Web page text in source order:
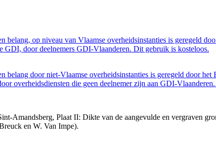
belang, op niveau van Vlaamse overheidsinstanties is geregeld
GDI, door deelnemers GDI-Vlaanderen. Dit gebruik is kosteloos.
belang door niet-Vlaamse overheidsinstanties is geregeld door
overheidsdiensten die geen deelnemer zijn aan GDI-
Amandsberg, Plaat II: Dikte van de aangevulde en vergraven
en W. Van Impe).